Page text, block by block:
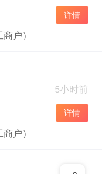
详情
户）
5小时前
详情
户）